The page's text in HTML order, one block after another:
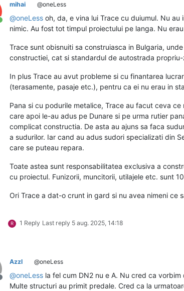
mihai @oneLess
@oneLess oh, da, e vina lui Trace cu duiumul. Nu
nimic. Au fost tot timpul proiectului pe langa. Nu
Trace sunt obisnuiti sa construiasca in Bulgaria,
constructiei, cat si standardul de autostrada propriu-
In plus Trace au avut probleme si cu finantarea
(terasamente, pasaje etc.), pentru ca ei nu erau in
Pana si cu podurile metalice, Trace au facut ceva
care apoi le-au adus pe Dunare si pe urma rutier
complicat constructia. De asta au ajuns sa faca
a sudurilor. Iar cand au adus sudori specializati din
care se puteau repara.
Toate astea sunt responsabilitatea exclusiva a
cu proiectul. Funizorii, muncitorii, utilajele etc. sunt
Ori Trace a dat-o crunt in gard si nu avea nimeni ce
R 1 Reply Last reply 5 aug. 2025, 14:18
Azzl @oneLess
@oneLess la fel cum DN2 nu e A. Nu cred ca vorbim
Multe structuri au primit predale. Cred ca la